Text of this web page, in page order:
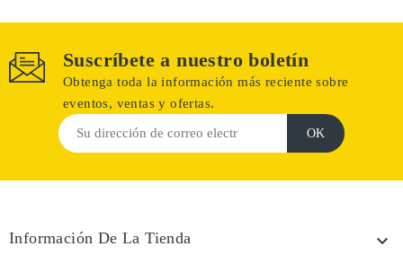
Suscríbete a nuestro boletín
Obtenga toda la información más reciente sobre
eventos, ventas y ofertas.
Información De La Tienda 